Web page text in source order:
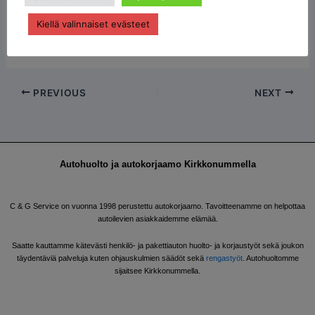
sinua maanantaista perjantaihin klo 7–17. Jätä viesti
asiakaspalvelu@cgs.fi) tai soita numeroon
PREVIOUS NEXT
Autohuolto ja autokorjaamo Kirkkonummella
C & G Service on vuonna 1998 perustettu autokorjaamo. Tavoitteenamme on helpottaa
autoilevien asiakkaidemme elämää.
Saatte kauttamme kätevästi henkilö- ja pakettiauton huolto- ja korjaustyöt sekä joukon
täydentäviä palveluja kuten ohjauskulmien säädöt sekä rengastyöt. Autohuoltomme
sijaitsee Kirkkonummella.
Kiellä valinnaiset evästeet